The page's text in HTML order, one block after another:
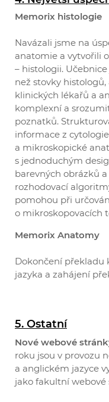
Memorix histologie
Navázali jsme na
anatomie a vytvořili
– histologii.
než stovky
klinických lékařů a
komplexní a
poznatků.
informace z
a mikroskopické
s jednoduchým
barevných obrázků
rozhodovací
pomohou při
o mikroskopovacích
Memorix Anatomy
Dokončení překladu
jazyka a zahájení
5. Ostatní
Nové webové
roku jsou v provozu
a anglickém jazyce
jako fakultní webové